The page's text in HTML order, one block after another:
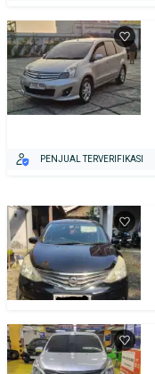
PENJUAL TERVERIFIKASI